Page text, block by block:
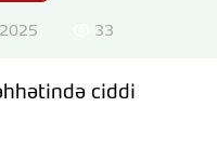
33
ciddi